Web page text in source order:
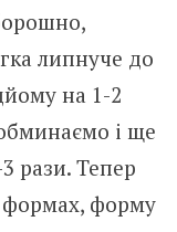
липнуче до
на 1-2
і ще
рази. Тепер
формах, форму